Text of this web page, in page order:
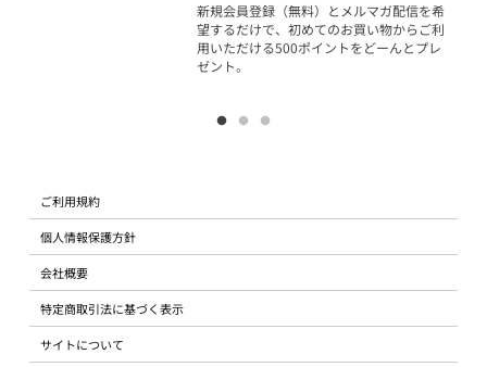
新規会員登録（無料）とメルマガ配信を希
望するだけで、初めてのお買い物からご利
用いただける500ポイントをどーんとプレ
ゼント。
ご利用規約
個人情報保護方針
会社概要
特定商取引法に基づく表示
サイトについて